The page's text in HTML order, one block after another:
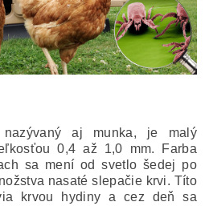
nazývaný aj munka, je malý
0,4 až 1,0 mm. Farba
sa mení od svetlo šedej po
nasaté slepačie krvi. Títo
krvou hydiny a cez deň sa